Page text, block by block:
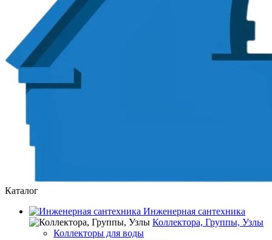
Каталог
Инженерная сантехника
Коллектора, Группы, Узлы
Коллекторы для воды